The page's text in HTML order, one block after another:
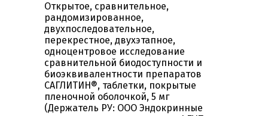
Открытое, сравнительное,
рандомизированное,
двухпоследовательное,
перекрестное, двухэтапное,
одноцентровое исследование
сравнительной биодоступности и
биоэквивалентности препаратов
САГЛИТИН®, таблетки, покрытые
пленочной оболочкой, 5 мг
(Держатель РУ: ООО Эндокринные